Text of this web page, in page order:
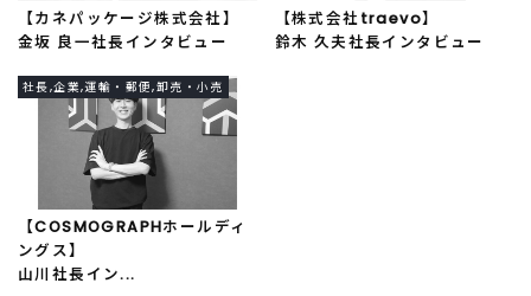
【カネパッケージ株式会社】
金坂 良一社長インタビュー
【株式会社traevo】
鈴木 久夫社長インタビュー
社長,企業,運輸・郵便,卸売・小売
【COSMOGRAPHホールディ
ングス】
山川社長イン...